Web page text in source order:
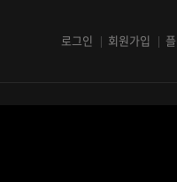
로그인 회원가입